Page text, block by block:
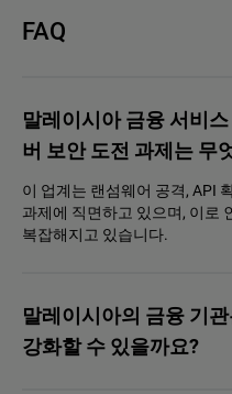
FAQ
말레이시아 금융 서비
버 보안 도전 과제는 무
이 업계는 랜섬웨어 공격, API
과제에 직면하고 있으며, 이로
복잡해지고 있습니다.
말레이시아의 금융 기
강화할 수 있을까요?